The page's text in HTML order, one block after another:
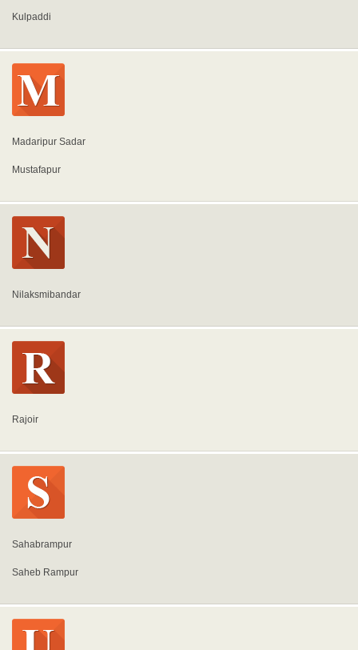
Kulpaddi
Madaripur Sadar
Mustafapur
Nilaksmibandar
Rajoir
Sahabrampur
Saheb Rampur